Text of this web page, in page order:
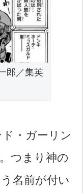
郎／集英
・ガーリン
つまり神の
名前が付い